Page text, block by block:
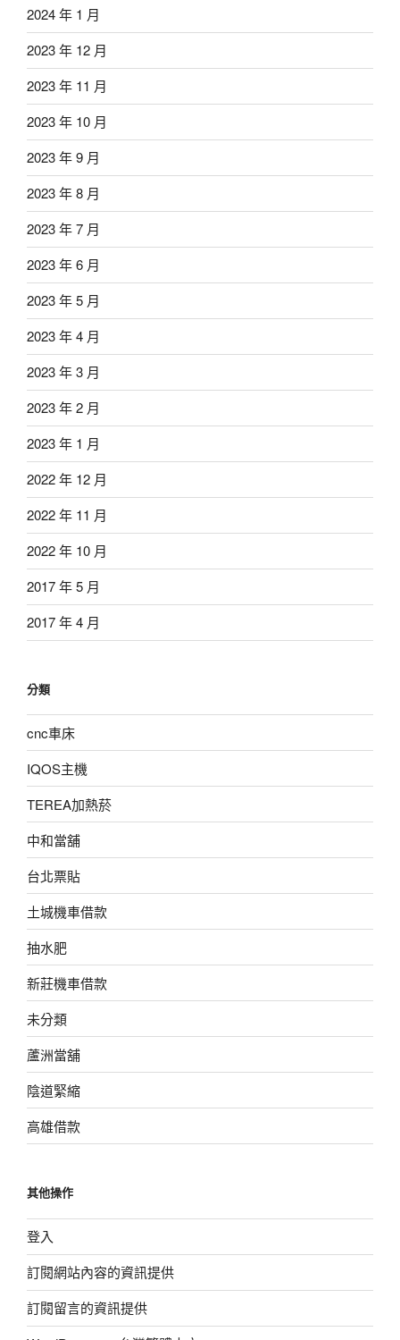
2024 年 1 月
2023 年 12 月
2023 年 11 月
2023 年 10 月
2023 年 9 月
2023 年 8 月
2023 年 7 月
2023 年 6 月
2023 年 5 月
2023 年 4 月
2023 年 3 月
2023 年 2 月
2023 年 1 月
2022 年 12 月
2022 年 11 月
2022 年 10 月
2017 年 5 月
2017 年 4 月
分類
cnc車床
IQOS主機
TEREA加熱菸
中和當舖
台北票貼
土城機車借款
抽水肥
新莊機車借款
未分類
蘆洲當舖
陰道緊縮
高雄借款
其他操作
登入
訂閱網站內容的資訊提供
訂閱留言的資訊提供